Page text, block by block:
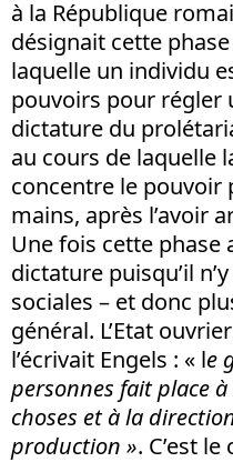
à la République
désignait cette
laquelle un individu
pouvoirs pour régler
dictature du
au cours de laquelle
concentre le pouvoir
mains, après l’avoir
Une fois cette phase
dictature puisqu’il
sociales – et donc
général. L’Etat
l’écrivait Engels : « le
personnes fait place
choses et à la
production ». C’est